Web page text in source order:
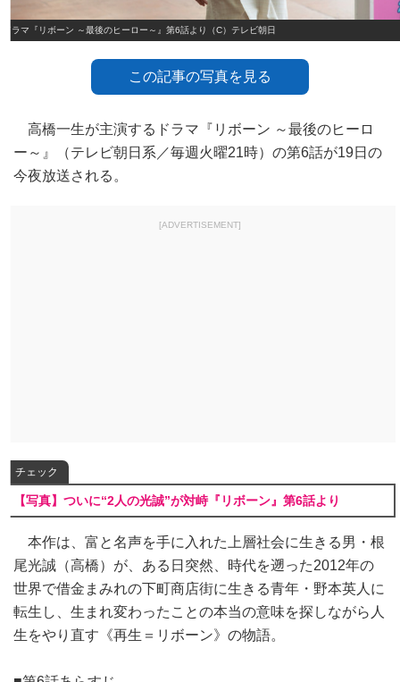
ドラマ『リボーン ～最後のヒーロー～』第6話より（C）テレビ朝日
この記事の写真を見る
高橋一生が主演するドラマ『リボーン ～最後のヒーロ
ー～』（テレビ朝日系／毎週火曜21時）の第6話が19日の
今夜放送される。
[ADVERTISEMENT]
チェック
【写真】ついに“2人の光誠”が対峙『リボーン』第6話より
本作は、富と名声を手に入れた上層社会に生きる男・根
尾光誠（高橋）が、ある日突然、時代を遡った2012年の
世界で借金まみれの下町商店街に生きる青年・野本英人に
転生し、生まれ変わったことの本当の意味を探しながら人
生をやり直す《再生＝リボーン》の物語。